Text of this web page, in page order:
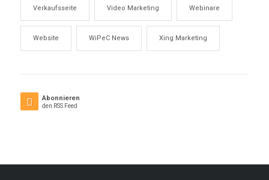
Verkaufsseite Video Marketing Webinare
Website WiPeC News Xing Marketing
Abonnieren
den RSS Feed